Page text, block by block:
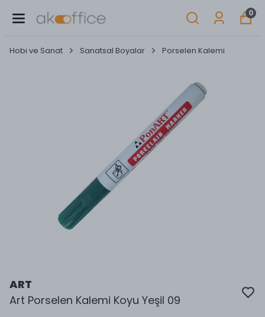
0
Hobi ve Sanat Sanatsal Boyalar Porselen Kalemi
ART
Art Porselen Kalemi Koyu Yeşil 09